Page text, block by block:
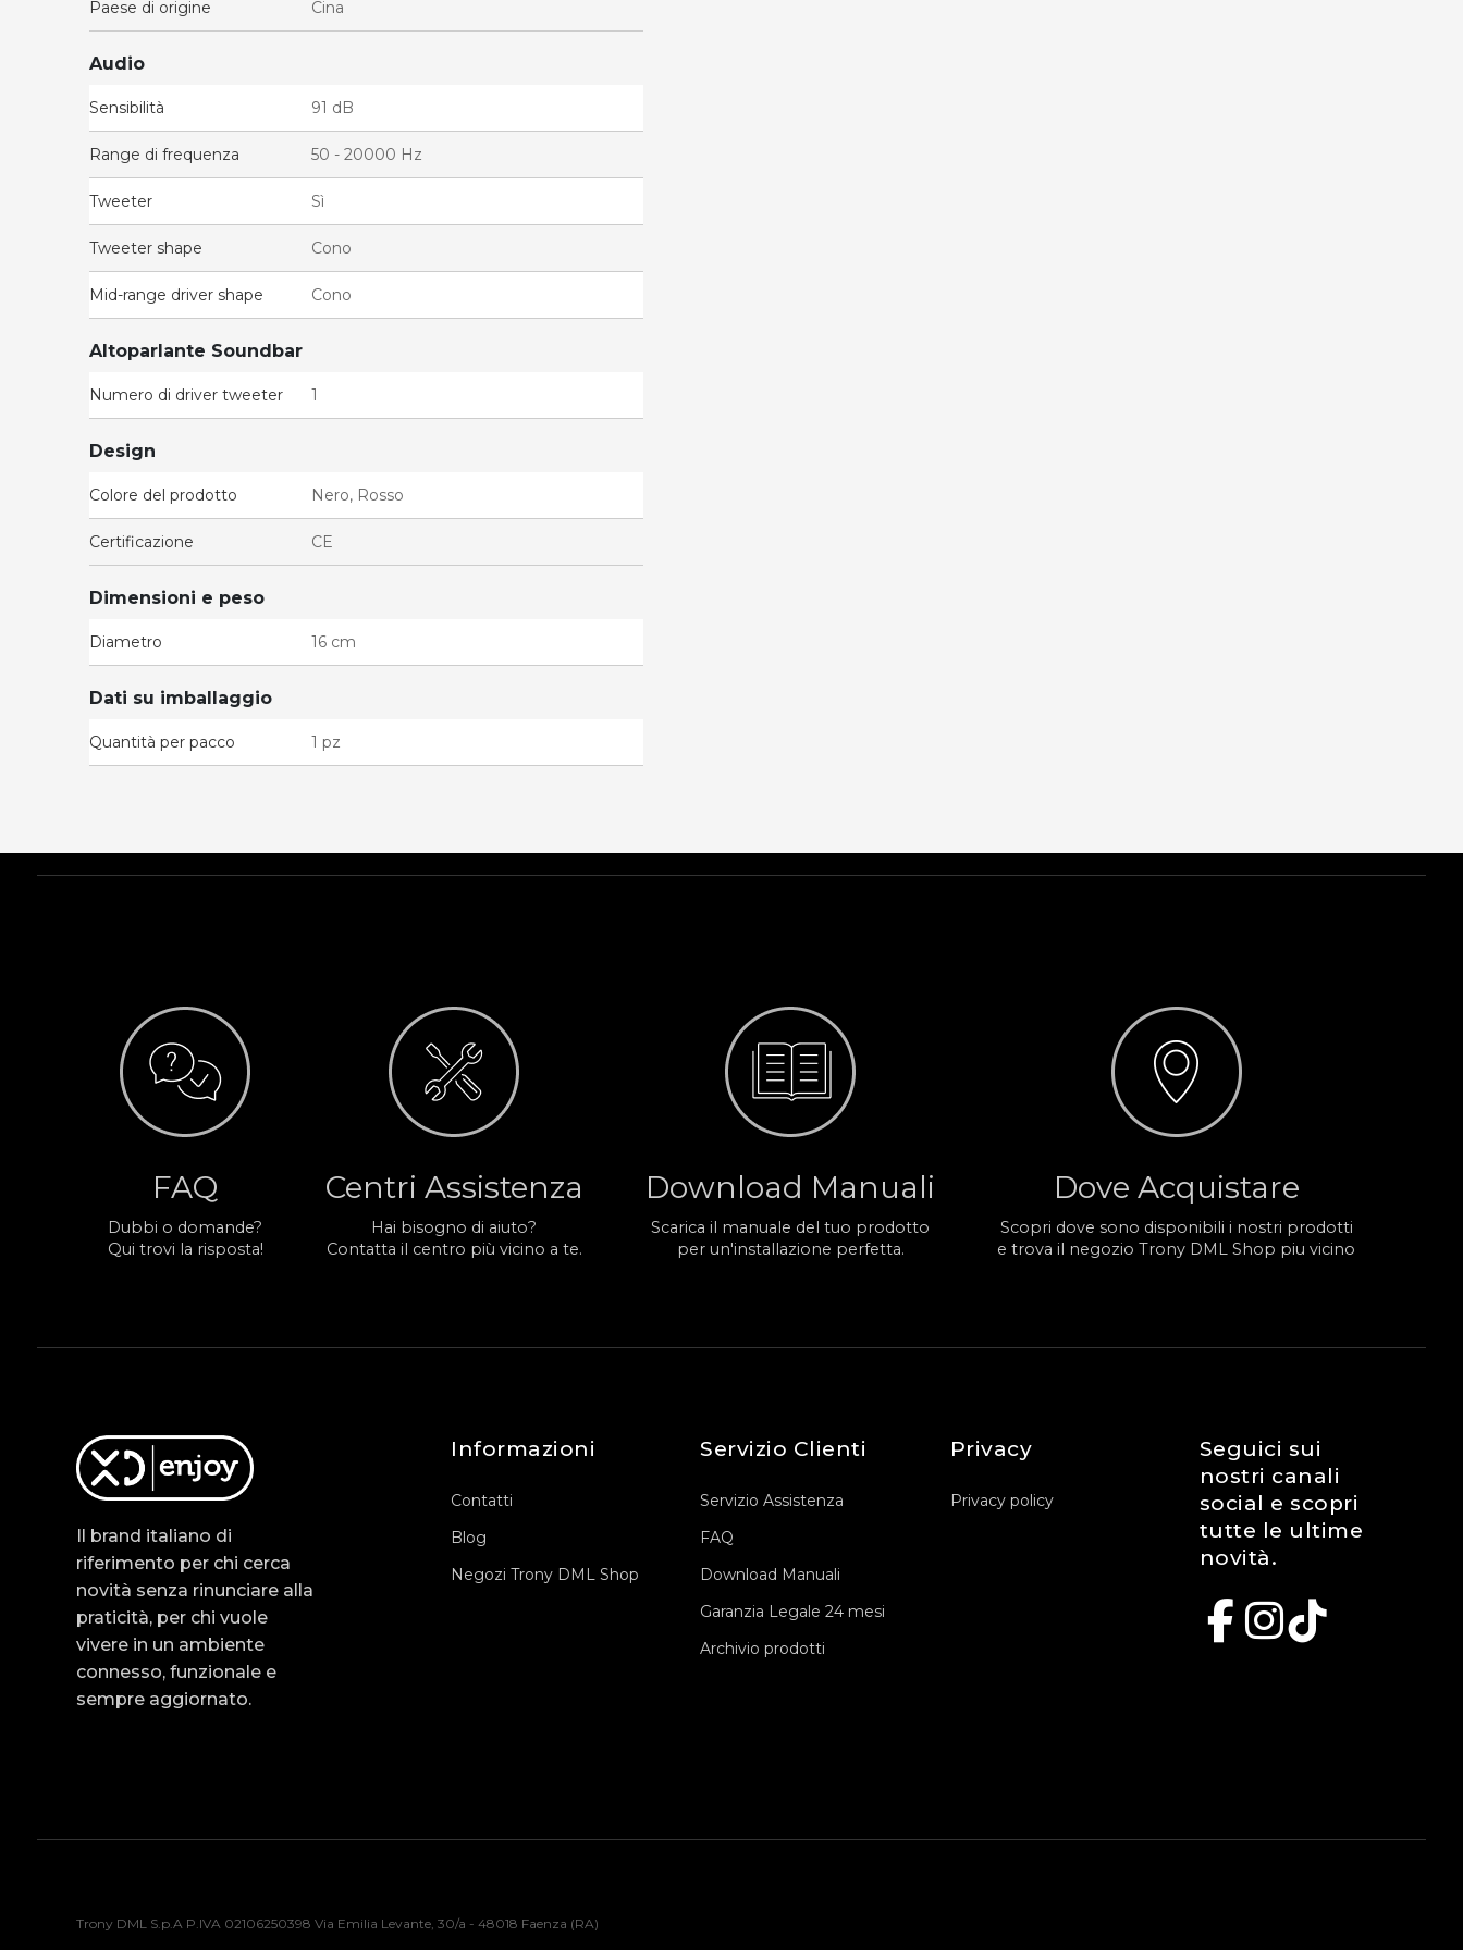
Paese di origine Cina
Audio
Sensibilità 91 dB
Range di frequenza 50 - 20000 Hz
Tweeter Sì
Tweeter shape Cono
Mid-range driver shape Cono
Altoparlante Soundbar
Numero di driver tweeter 1
Design
Colore del prodotto Nero, Rosso
Certificazione CE
Dimensioni e peso
Diametro 16 cm
Dati su imballaggio
Quantità per pacco 1 pz
FAQ
Dubbi o domande?
Qui trovi la risposta!
Centri Assistenza
Hai bisogno di aiuto?
Contatta il centro più vicino a te.
Download Manuali
Scarica il manuale del tuo prodotto
per un'installazione perfetta.
Dove Acquistare
Scopri dove sono disponibili i nostri prodotti
e trova il negozio Trony DML Shop piu vicino
Il brand italiano di
riferimento per chi cerca
novità senza rinunciare alla
praticità, per chi vuole
vivere in un ambiente
connesso, funzionale e
sempre aggiornato.
Informazioni
Contatti
Blog
Negozi Trony DML Shop
Servizio Clienti
Servizio Assistenza
FAQ
Download Manuali
Garanzia Legale 24 mesi
Archivio prodotti
Privacy
Privacy policy
Seguici sui
nostri canali
social e scopri
tutte le ultime
novità.
Trony DML S.p.A P.IVA 02106250398 Via Emilia Levante, 30/a - 48018 Faenza (RA)